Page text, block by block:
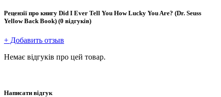
Рецензії про книгу Did I Ever Tell You How Lucky You Are? (Dr. Seuss
Yellow Back Book) (0 відгуків)
+ Добавить отзыв
Немає відгуків про цей товар.
Написати відгук